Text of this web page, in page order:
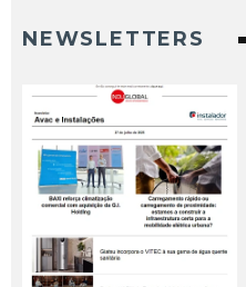
NEWSLETTERS